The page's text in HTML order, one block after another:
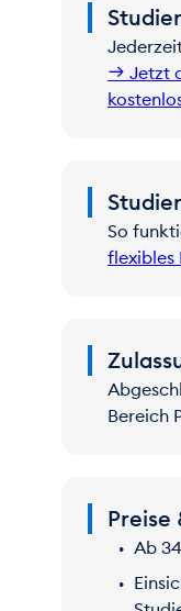
KILEA:
Upgrade
Mehr
Jetzt
So
flexibles
Bereich
Preise
Ab